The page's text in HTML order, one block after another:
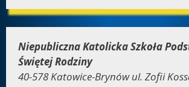
Niepubliczna Katolicka Szkoła
Świętej Rodziny
40-578 Katowice-Brynów ul. Zofii